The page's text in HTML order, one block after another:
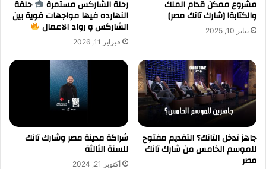
مشروع ممكن قدام الملك
والكتابة! [شارك تانك مصر]
يناير 10, 2025
رحلة الشاركس مستمرة حلقة
النهارده فيها مواجهات قوية بين
الشاركس و رواد الاعمال
فبراير 11, 2026
جاهز تدخل التانك؟ التقديم مفتوح
للموسم الخامس من شارك تانك
مصر
شراكة مدينة مصر وشارك تانك
للسنة الثالثة
أكتوبر 21, 2024